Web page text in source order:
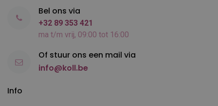
Info
Bel ons via
+32 89 353 421
ma t/m vrij, 09:00 tot 16:00
Of stuur ons een mail via
info@koll.be